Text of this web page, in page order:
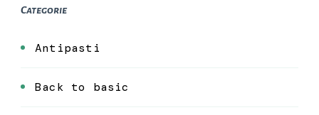
Categorie
Antipasti
Back to basic